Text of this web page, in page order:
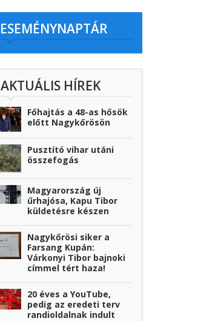
ESEMÉNYNAPTÁR
AKTUÁLIS HÍREK
Főhajtás a 48-as hősök
előtt Nagykőrösön
Pusztító vihar utáni
összefogás
Magyarország új
űrhajósa, Kapu Tibor
küldetésre készen
Nagykőrösi siker a
Farsang Kupán:
Várkonyi Tibor bajnoki
címmel tért haza!
20 éves a YouTube,
pedig az eredeti terv
randioldalnak indult